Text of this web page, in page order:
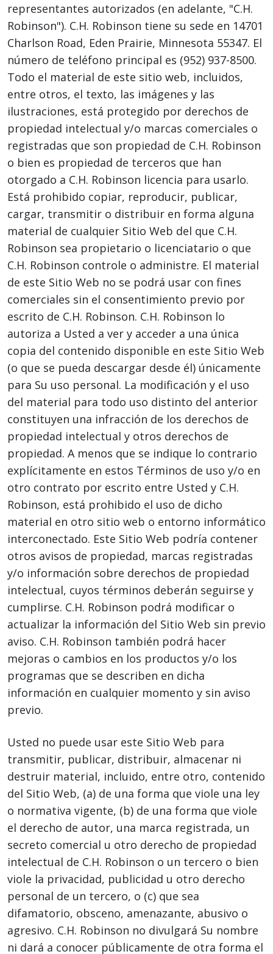
representantes autorizados (en adelante, "C.H.
Robinson"). C.H. Robinson tiene su sede en 14701
Charlson Road, Eden Prairie, Minnesota 55347. El
número de teléfono principal es (952) 937-8500.
Todo el material de este sitio web, incluidos,
entre otros, el texto, las imágenes y las
ilustraciones, está protegido por derechos de
propiedad intelectual y/o marcas comerciales o
registradas que son propiedad de C.H. Robinson
o bien es propiedad de terceros que han
otorgado a C.H. Robinson licencia para usarlo.
Está prohibido copiar, reproducir, publicar,
cargar, transmitir o distribuir en forma alguna
material de cualquier Sitio Web del que C.H.
Robinson sea propietario o licenciatario o que
C.H. Robinson controle o administre. El material
de este Sitio Web no se podrá usar con fines
comerciales sin el consentimiento previo por
escrito de C.H. Robinson. C.H. Robinson lo
autoriza a Usted a ver y acceder a una única
copia del contenido disponible en este Sitio Web
(o que se pueda descargar desde él) únicamente
para Su uso personal. La modificación y el uso
del material para todo uso distinto del anterior
constituyen una infracción de los derechos de
propiedad intelectual y otros derechos de
propiedad. A menos que se indique lo contrario
explícitamente en estos Términos de uso y/o en
otro contrato por escrito entre Usted y C.H.
Robinson, está prohibido el uso de dicho
material en otro sitio web o entorno informático
interconectado. Este Sitio Web podría contener
otros avisos de propiedad, marcas registradas
y/o información sobre derechos de propiedad
intelectual, cuyos términos deberán seguirse y
cumplirse. C.H. Robinson podrá modificar o
actualizar la información del Sitio Web sin previo
aviso. C.H. Robinson también podrá hacer
mejoras o cambios en los productos y/o los
programas que se describen en dicha
información en cualquier momento y sin aviso
previo.
Usted no puede usar este Sitio Web para
transmitir, publicar, distribuir, almacenar ni
destruir material, incluido, entre otro, contenido
del Sitio Web, (a) de una forma que viole una ley
o normativa vigente, (b) de una forma que viole
el derecho de autor, una marca registrada, un
secreto comercial u otro derecho de propiedad
intelectual de C.H. Robinson o un tercero o bien
viole la privacidad, publicidad u otro derecho
personal de un tercero, o (c) que sea
difamatorio, obsceno, amenazante, abusivo o
agresivo. C.H. Robinson no divulgará Su nombre
ni dará a conocer públicamente de otra forma el